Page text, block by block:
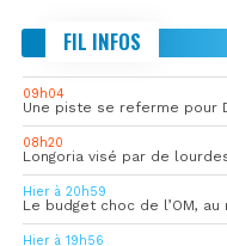
FIL INFOS
09h04
Une piste se referme pour
08h20
Longoria visé par de
Hier à 20h59
Le budget choc de l’OM,
Hier à 19h56